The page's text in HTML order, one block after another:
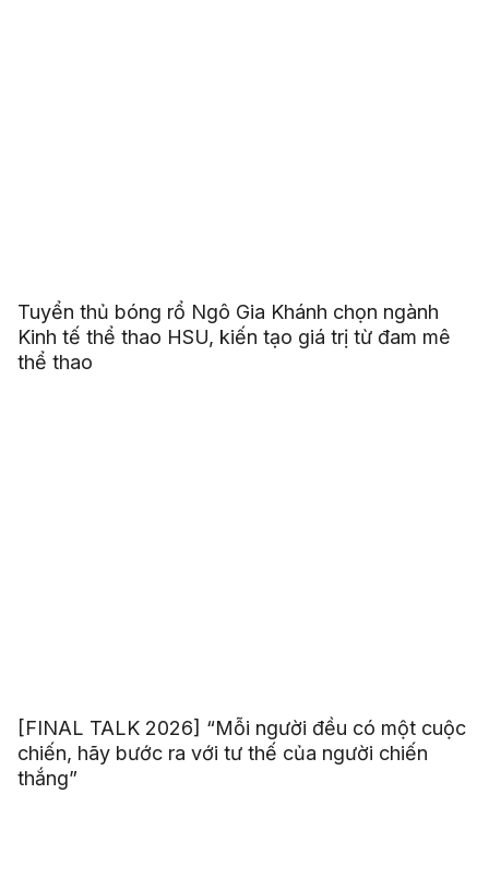
Tuyển thủ bóng rổ Ngô Gia Khánh chọn ngành
Kinh tế thể thao HSU, kiến tạo giá trị từ đam mê
thể thao
[FINAL TALK 2026] “Mỗi người đều có một cuộc
chiến, hãy bước ra với tư thế của người chiến
thắng”